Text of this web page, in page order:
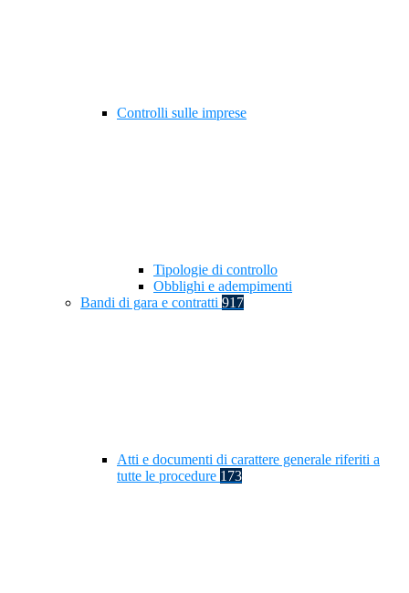
Controlli sulle imprese
Tipologie di controllo
Obblighi e adempimenti
Bandi di gara e contratti 917
Atti e documenti di carattere generale riferiti a
tutte le procedure 173